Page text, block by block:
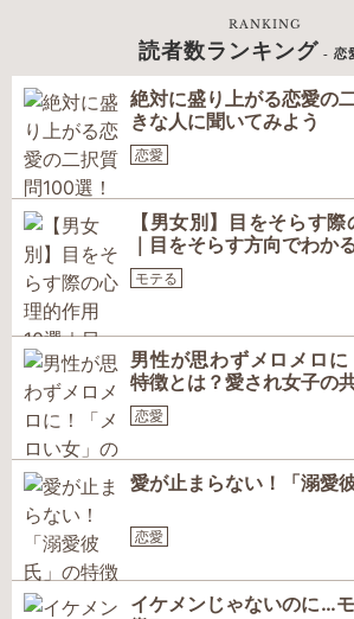
RANKING
読者数ランキング - 恋
絶対に盛り上がる恋愛の
きな人に聞いてみよう
恋愛
【男女別】目をそらす
｜目をそらす方向でわか
モテる
男性が思わずメロメロ
特徴とは？愛され女子の
恋愛
愛が止まらない！「溺愛
恋愛
イケメンじゃないのに…